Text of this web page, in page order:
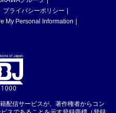
プライバシーポリシー
My Personal Information
配信サービスが、著作権者からコン